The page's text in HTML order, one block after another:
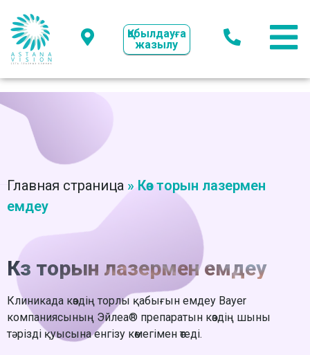
Қабылдауға
жазылу
Главная страница » Көз торын лазермен
емдеу
Көз торын лазермен емдеу
Клиникада көздің торлы қабығын емдеу Bayer
компаниясының Эйлеа® препаратын көздің шыны
тәрізді қуысына енгізу көмегімен өтеді.